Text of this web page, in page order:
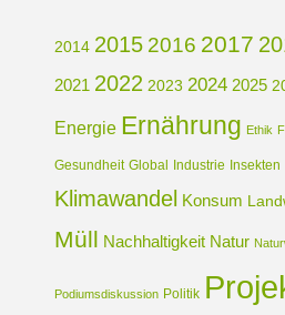
2014 2015 2016 2017
2021 2022 2023 2024 2025
Energie Ernährung Ethik
Gesundheit Global Industrie Insekten
Klimawandel Konsum
Müll Nachhaltigkeit Natur
Podiumsdiskussion Politik